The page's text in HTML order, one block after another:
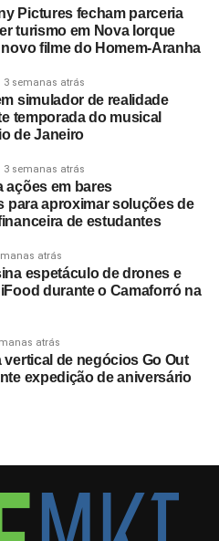
Pictures fecham parceria
turismo em Nova Iorque
filme do Homem-Aranha
3 semanas atrás
simulador de realidade
temporada do musical
de Janeiro
3 semanas atrás
ações em bares
para aproximar soluções de
de estudantes
atrás
espetáculo de drones e
durante o Camaforró na
atrás
vertical de negócios Go Out
expedição de aniversário